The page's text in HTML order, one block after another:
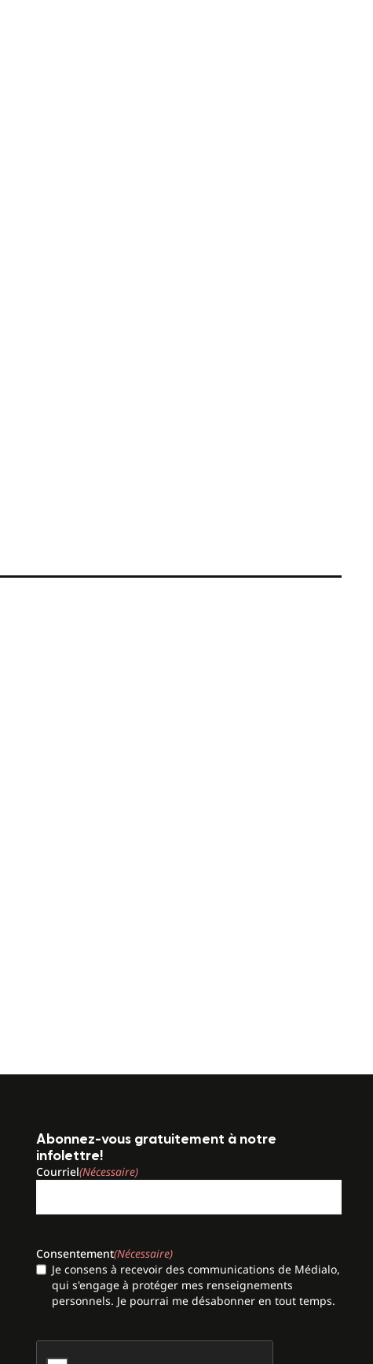
Abonnez-vous gratuitement à notre
infolettre!
Courriel(Nécessaire)
Consentement(Nécessaire)
Je consens à recevoir des communications de Médialo,
qui s'engage à protéger mes renseignements
personnels. Je pourrai me désabonner en tout temps.